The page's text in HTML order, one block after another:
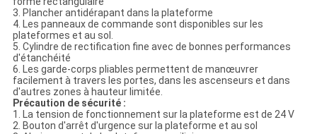
3. Plancher antidérapant dans la plateforme
4. Les panneaux de commande sont disponibles sur les
plateformes et au sol.
5. Cylindre de rectification fine avec de bonnes performances
d'étanchéité
6. Les garde-corps pliables permettent de manœuvrer
facilement à travers les portes, dans les ascenseurs et dans
d'autres zones à hauteur limitée.
Précaution de sécurité :
1. La tension de fonctionnement sur la plateforme est de 24 V
2. Bouton d'arrêt d'urgence sur la plateforme et au sol